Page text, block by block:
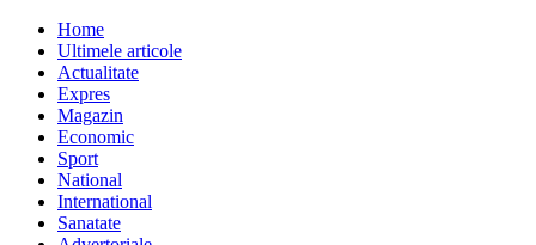
Home
Ultimele articole
Actualitate
Expres
Magazin
Economic
Sport
National
International
Sanatate